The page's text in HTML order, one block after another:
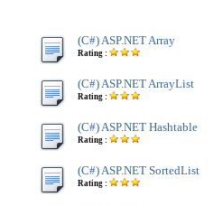
(C#) ASP.NET Array
Rating :
(C#) ASP.NET ArrayList
Rating :
(C#) ASP.NET Hashtable
Rating :
(C#) ASP.NET SortedList
Rating :